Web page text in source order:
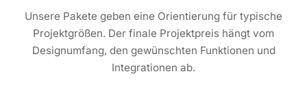
Unsere Pakete geben eine Orientierung für typische
Projektgrößen. Der finale Projektpreis hängt vom
Designumfang, den gewünschten Funktionen und
Integrationen ab.